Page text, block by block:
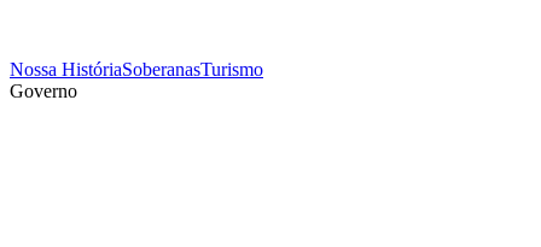
Nossa HistóriaSoberanasTurismo
Governo